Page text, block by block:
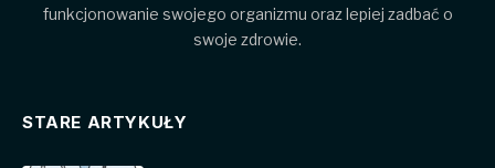
funkcjonowanie swojego organizmu oraz lepiej zadbać o
swoje zdrowie.
STARE ARTYKUŁY